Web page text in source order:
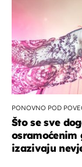
PONOVNO POD
Što se sve
osramoćenim
izazivaju